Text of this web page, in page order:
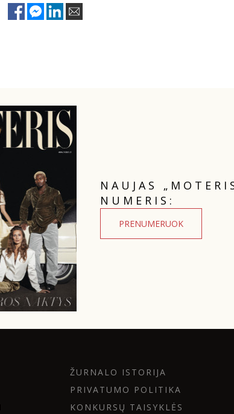
NAUJAS
NUMERIS:
PRENUMERUOK
ŽURNALO ISTORIJA
PRIVATUMO POLITIKA
KONKURSŲ TAISYKLĖS